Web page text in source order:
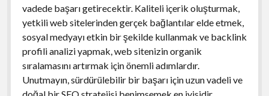
vadede başarı getirecektir. Kaliteli içerik oluşturmak,
yetkili web sitelerinden gerçek bağlantılar elde etmek,
sosyal medyayı etkin bir şekilde kullanmak ve backlink
profili analizi yapmak, web sitenizin organik
sıralamasını artırmak için önemli adımlardır.
Unutmayın, sürdürülebilir bir başarı için uzun vadeli ve